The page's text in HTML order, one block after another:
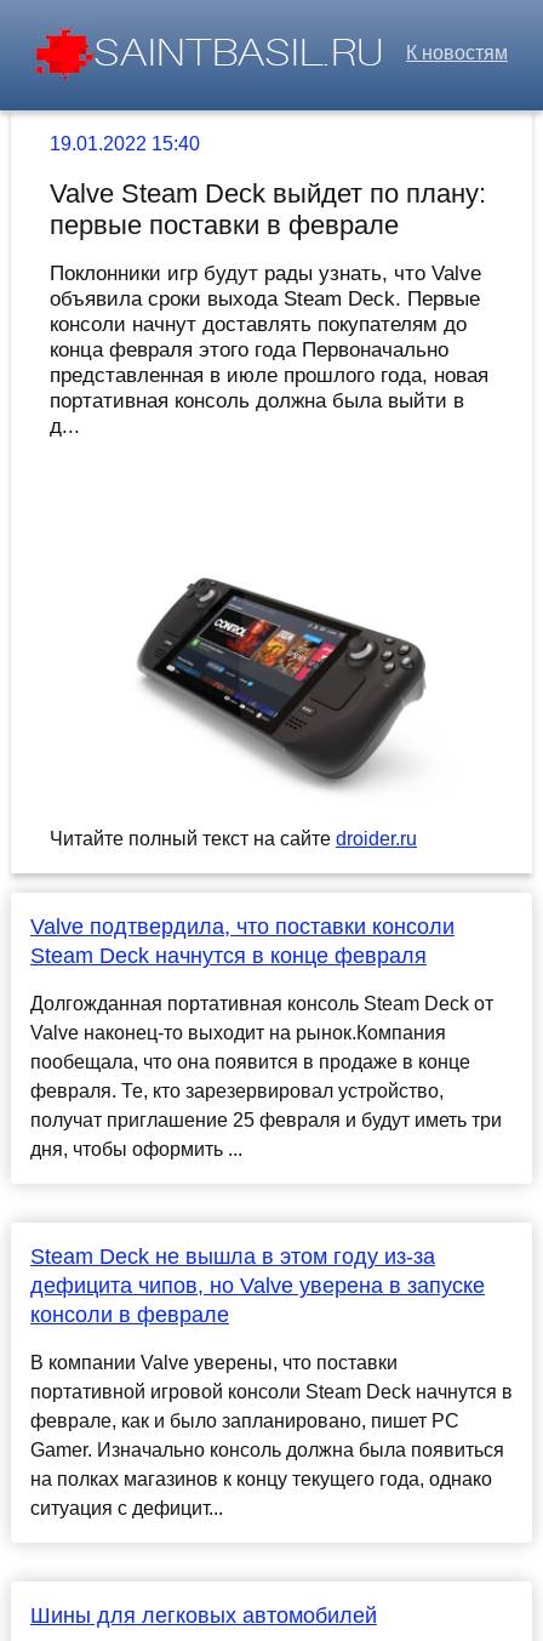
К новостям
19.01.2022 15:40
Valve Steam Deck выйдет по плану:
первые поставки в феврале
Поклонники игр будут рады узнать, что Valve
объявила сроки выхода Steam Deck. Первые
консоли начнут доставлять покупателям до
конца февраля этого года Первоначально
представленная в июле прошлого года, новая
портативная консоль должна была выйти в
д...
Читайте полный текст на сайте droider.ru
Valve подтвердила, что поставки консоли
Steam Deck начнутся в конце февраля
Долгожданная портативная консоль Steam Deck от
Valve наконец-то выходит на рынок.Компания
пообещала, что она появится в продаже в конце
февраля. Те, кто зарезервировал устройство,
получат приглашение 25 февраля и будут иметь три
дня, чтобы оформить ...
Steam Deck не вышла в этом году из-за
дефицита чипов, но Valve уверена в запуске
консоли в феврале
В компании Valve уверены, что поставки
портативной игровой консоли Steam Deck начнутся в
феврале, как и было запланировано, пишет PC
Gamer. Изначально консоль должна была появиться
на полках магазинов к концу текущего года, однако
ситуация с дефицит...
Шины для легковых автомобилей